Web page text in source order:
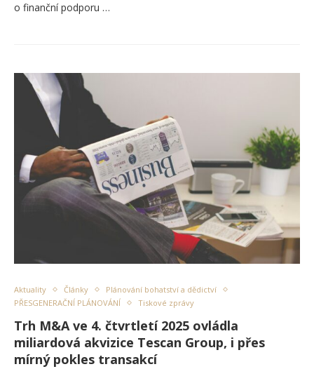
o finanční podporu …
Aktuality Články
Plánování bohatství a dědictví
PŘESGENERAČNÍ PLÁNOVÁNÍ
Tiskové zprávy
Trh M&A ve 4. čtvrtletí 2025 ovládla
miliardová akvizice Tescan Group, i přes
mírný pokles transakcí